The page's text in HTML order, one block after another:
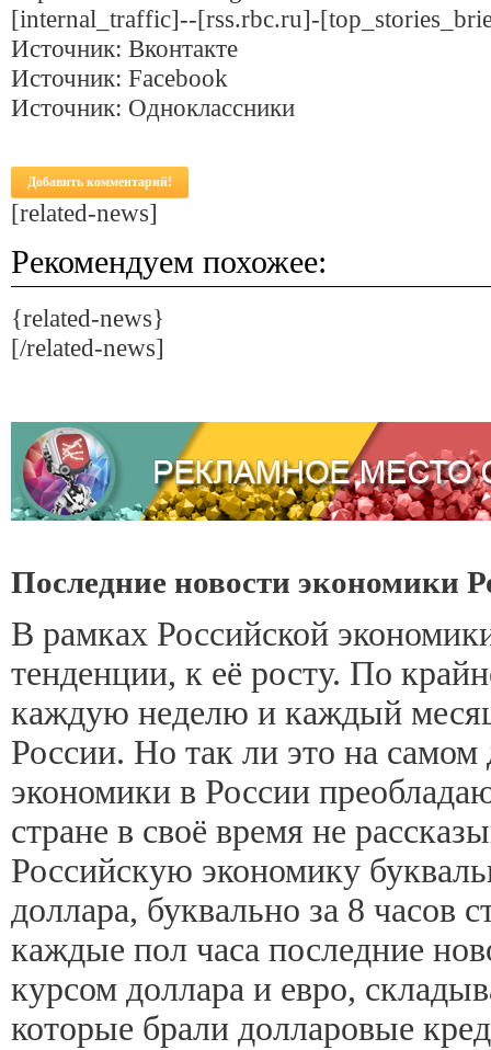
[internal_traffic]--[rss.rbc.ru]-
Источник: Вконтакте
Источник: Facebook
Источник: Одноклассники
Добавить комментарий!
[related-news]
Рекомендуем похожее:
{related-news}
[/related-news]
Последние новости экономики
В рамках Российской
тенденции, к её росту. По
каждую неделю и каждый
России. Но так ли это на
экономики в России
стране в своё время не
Российскую экономику
доллара, буквально за 8 часов
каждые пол часа последние
курсом доллара и евро,
которые брали долларовые